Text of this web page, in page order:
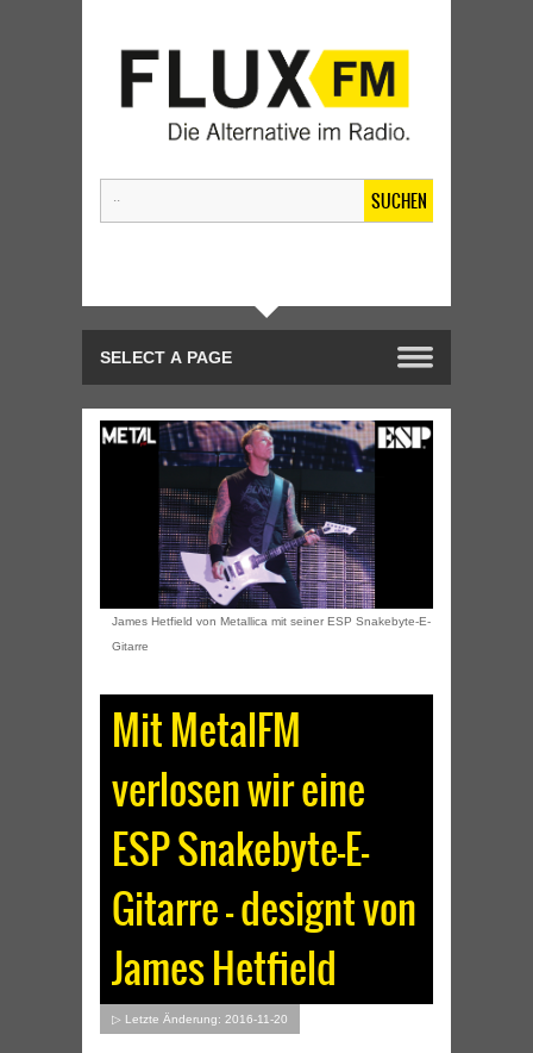
SUCHEN
James Hetfield von Metallica mit seiner ESP Snakebyte-E-
Gitarre
Mit MetalFM
verlosen wir eine
ESP Snakebyte-E-
Gitarre – designt von
James Hetfield
▷ Letzte Änderung: 2016-11-20